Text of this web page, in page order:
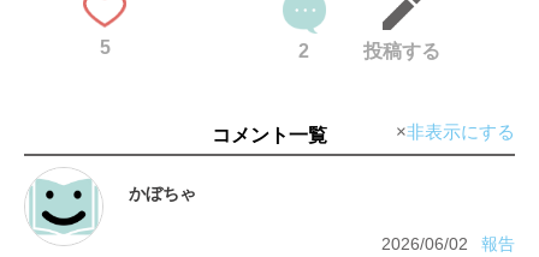
5 2 投稿する
コメント一覧 非表示にする
2026/06/02 報告